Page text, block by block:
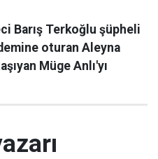
Barış Terkoğlu şüpheli
oturan Aleyna
Müge Anlı'yı